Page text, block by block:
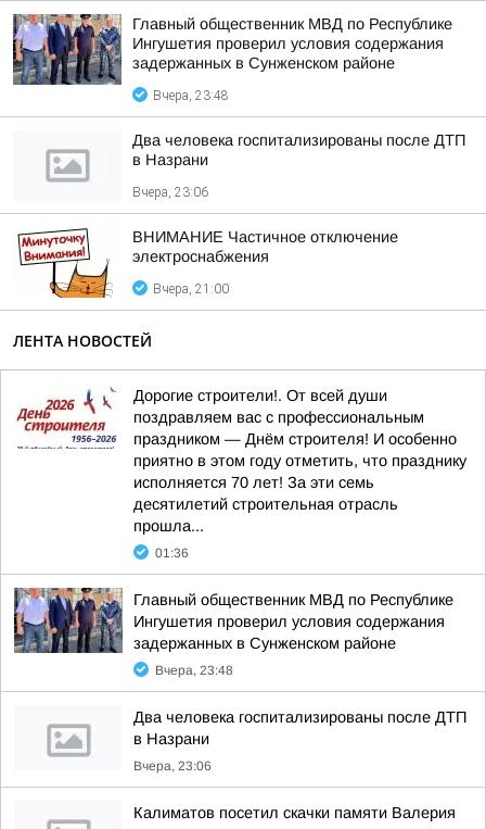
Главный общественник МВД по Республике
Ингушетия проверил условия содержания
задержанных в Сунженском районе
Вчера, 23:48
Два человека госпитализированы после ДТП
в Назрани
Вчера, 23:06
ВНИМАНИЕ Частичное отключение
электроснабжения
Вчера, 21:00
ЛЕНТА НОВОСТЕЙ
Дорогие строители!. От всей души
поздравляем вас с профессиональным
праздником — Днём строителя! И особенно
приятно в этом году отметить, что празднику
исполняется 70 лет! За эти семь
десятилетий строительная отрасль
прошла...
01:36
Главный общественник МВД по Республике
Ингушетия проверил условия содержания
задержанных в Сунженском районе
Вчера, 23:48
Два человека госпитализированы после ДТП
в Назрани
Вчера, 23:06
Калиматов посетил скачки памяти Валерия